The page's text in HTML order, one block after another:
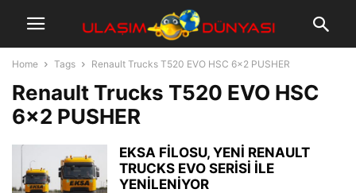
Home Tags Renault Trucks T520 EVO HSC 6×2 PUSHER
Renault Trucks T520 EVO HSC
6×2 PUSHER
EKSA FİLOSU, YENİ RENAULT
TRUCKS EVO SERİSİ İLE
YENİLENİYOR